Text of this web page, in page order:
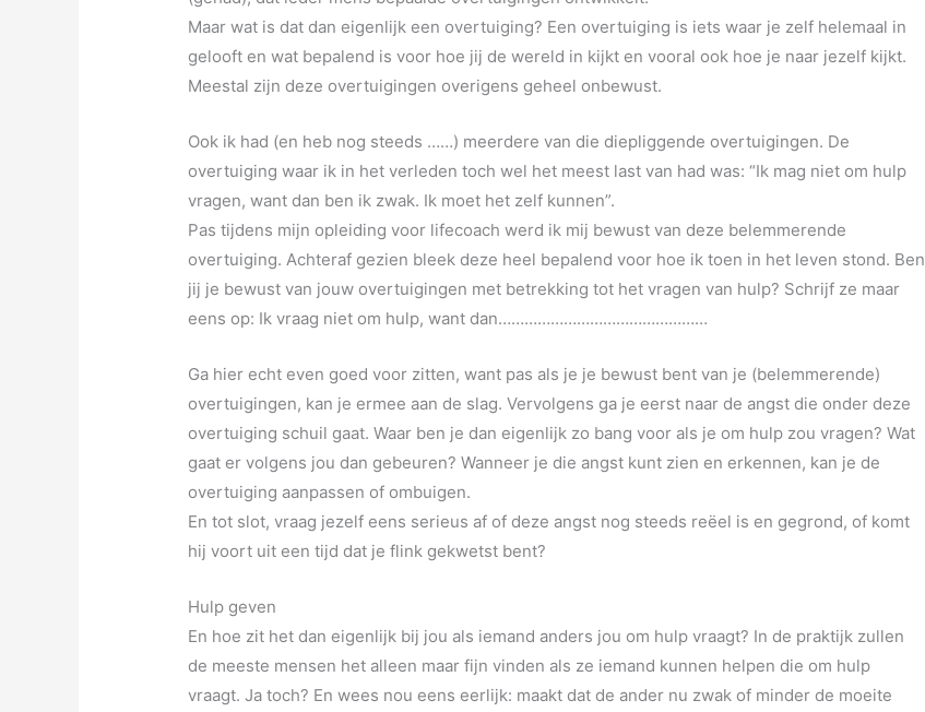
Maar wat is dat dan eigenlijk een overtuiging? Een overtuiging is iets waar je zelf helemaal in
gelooft en wat bepalend is voor hoe jij de wereld in kijkt en vooral ook hoe je naar jezelf kijkt.
Meestal zijn deze overtuigingen overigens geheel onbewust.
Ook ik had (en heb nog steeds ……) meerdere van die diepliggende overtuigingen. De
overtuiging waar ik in het verleden toch wel het meest last van had was: “Ik mag niet om hulp
vragen, want dan ben ik zwak. Ik moet het zelf kunnen”.
Pas tijdens mijn opleiding voor lifecoach werd ik mij bewust van deze belemmerende
overtuiging. Achteraf gezien bleek deze heel bepalend voor hoe ik toen in het leven stond. Ben
jij je bewust van jouw overtuigingen met betrekking tot het vragen van hulp? Schrijf ze maar
eens op: Ik vraag niet om hulp, want dan…………………………………………
Ga hier echt even goed voor zitten, want pas als je je bewust bent van je (belemmerende)
overtuigingen, kan je ermee aan de slag. Vervolgens ga je eerst naar de angst die onder deze
overtuiging schuil gaat. Waar ben je dan eigenlijk zo bang voor als je om hulp zou vragen? Wat
gaat er volgens jou dan gebeuren? Wanneer je die angst kunt zien en erkennen, kan je de
overtuiging aanpassen of ombuigen.
En tot slot, vraag jezelf eens serieus af of deze angst nog steeds reëel is en gegrond, of komt
hij voort uit een tijd dat je flink gekwetst bent?
Hulp geven
En hoe zit het dan eigenlijk bij jou als iemand anders jou om hulp vraagt? In de praktijk zullen
de meeste mensen het alleen maar fijn vinden als ze iemand kunnen helpen die om hulp
vraagt. Ja toch? En wees nou eens eerlijk: maakt dat de ander nu zwak of minder de moeite